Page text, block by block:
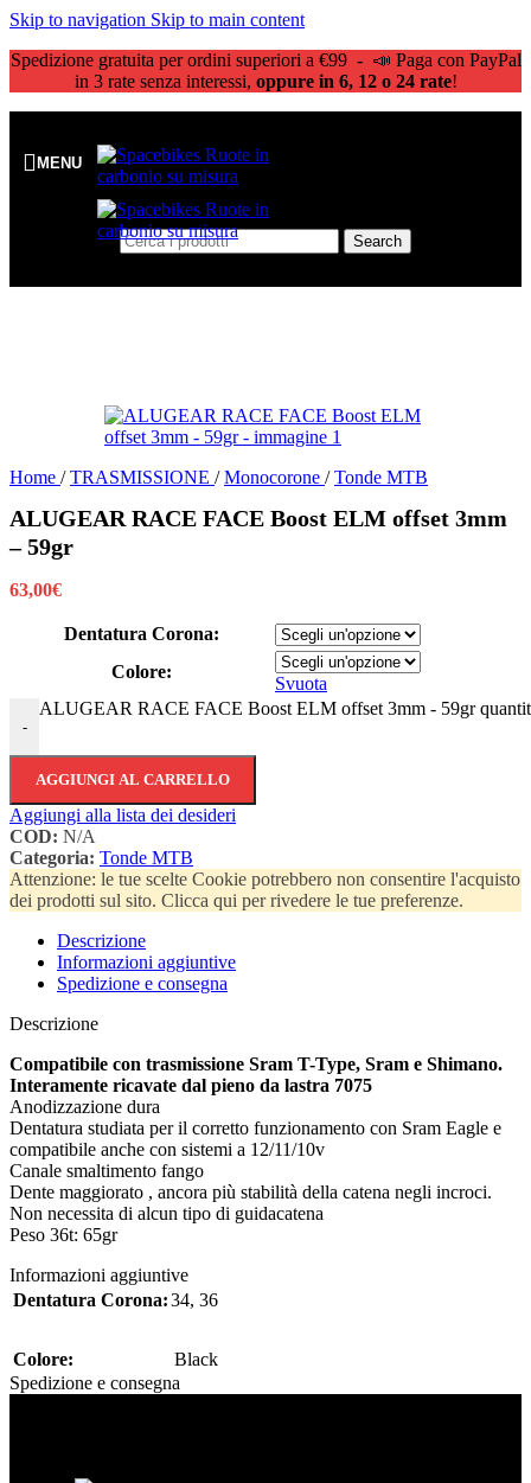
Skip to navigation Skip to main content
Spedizione gratuita per ordini superiori a €99 - 📣 Paga con PayPal
in 3 rate senza interessi, oppure in 6, 12 o 24 rate!
MENU
Search
Home / TRASMISSIONE / Monocorone / Tonde MTB
ALUGEAR RACE FACE Boost ELM offset 3mm
– 59gr
63,00€
Dentatura Corona:
Colore:
Svuota
-
ALUGEAR RACE FACE Boost ELM offset 3mm - 59gr
AGGIUNGI AL CARRELLO
Aggiungi alla lista dei desideri
COD: N/A
Categoria: Tonde MTB
Attenzione: le tue scelte Cookie potrebbero non consentire l'acquisto
dei prodotti sul sito. Clicca qui per rivedere le tue preferenze.
Descrizione
Informazioni aggiuntive
Spedizione e consegna
Descrizione
Compatibile con trasmissione Sram T-Type, Sram e Shimano.
Interamente ricavate dal pieno da lastra 7075
Anodizzazione dura
Dentatura studiata per il corretto funzionamento con Sram Eagle e
compatibile anche con sistemi a 12/11/10v
Canale smaltimento fango
Dente maggiorato , ancora più stabilità della catena negli incroci.
Non necessita di alcun tipo di guidacatena
Peso 36t: 65gr
Informazioni aggiuntive
Dentatura Corona:34, 36
Colore:
Black
Spedizione e consegna